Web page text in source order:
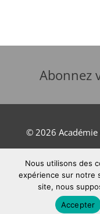
Abonnez
© 2026 Académie
Mentions légales
Site développé
Nous utilisons des
expérience sur notre
site, nous
Accepter